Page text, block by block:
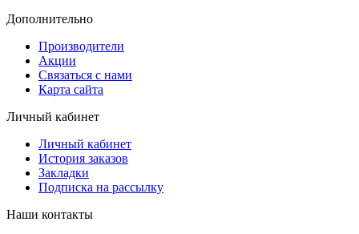
Дополнительно
Производители
Акции
Связаться с нами
Карта сайта
Личный кабинет
Личный кабинет
История заказов
Закладки
Подписка на рассылку
Наши контакты